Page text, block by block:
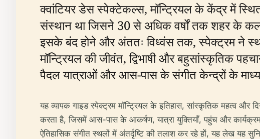
क्वांटियर डेस स्पेक्टेकल्स, मॉन्ट्रियल के केंद्र में
संस्थान था जिसने 30 से अधिक वर्षों तक शहर के
इसके बंद होने और अंततः विध्वंस तक, स्पेक्ट्रम ने
मॉन्ट्रियल की जीवंत, द्विभाषी और बहुसांस्कृतिक
पैदल यात्राओं और आस-पास के संगीत केन्द्रों के
यह व्यापक गाइड स्पेक्ट्रम मॉन्ट्रियल के इतिहास, सांस्कृतिक महत्व और
करता है, जिसमें आस-पास के आकर्षण, यात्रा युक्तियाँ, पहुंच और
ऐतिहासिक संगीत स्थलों में अंतर्दृष्टि की तलाश कर रहे हों, यह लेख यह